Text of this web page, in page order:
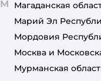
М Магаданская
Марий Эл
Мордовия
Москва и
Мурманская